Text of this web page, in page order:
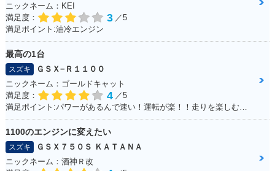
ニックネーム：KEI
満足度：
3 ／5
満足ポイント:油冷エンジン
最高の1台
スズキ
ＧＳＸ−Ｒ１１００
ニックネーム：ゴールドキャット
満足度：
4 ／5
1100のエンジンに変えたい
スズキ
ＧＳＸ７５０Ｓ ＫＡＴＡＮＡ
ニックネーム：酒神Ｒ改